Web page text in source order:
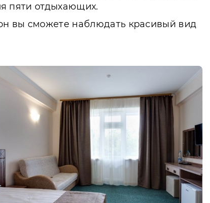
пяти отдыхающих.
вы сможете наблюдать красивый вид